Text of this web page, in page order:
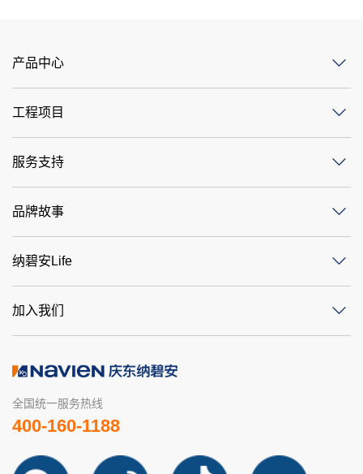
产品中心
工程项目
服务支持
品牌故事
纳碧安Life
加入我们
全国统一服务热线
400-160-1188